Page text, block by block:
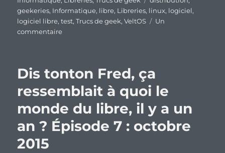
geekeries, Informatique, libre, Libreries, linux, logiciel,
logiciel libre,test,Trucs de geek,VeltOS
Un
commentairesur
missa
?
Dis tonton Fred, ça
ressemblait à quoi le
monde du libre, il y a un
an ? Épisode 7 : octobre
2015